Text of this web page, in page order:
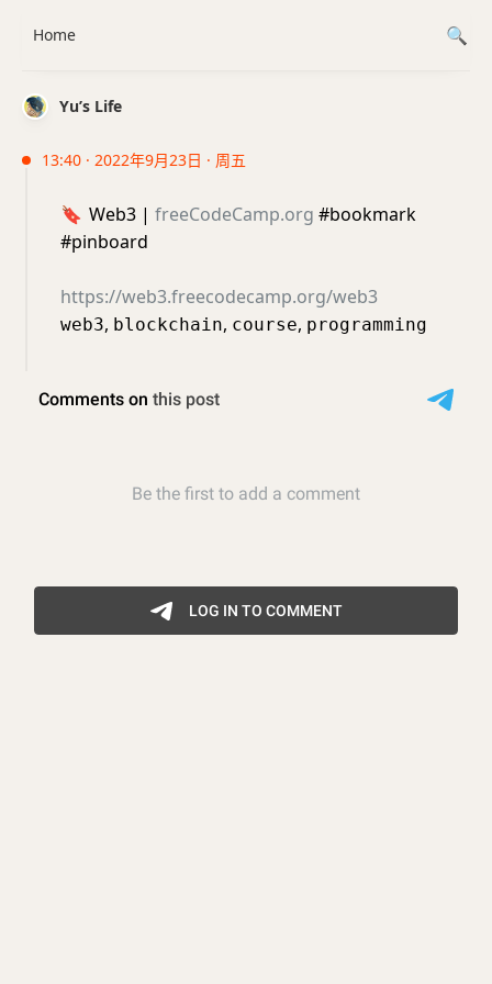
Yu’s Life
13:40 · 2022年9月23日 · 周五
🔖 Web3 | freeCodeCamp.org #bookmark
#pinboard
https://web3.freecodecamp.org/web3
web3, blockchain, course, programming
Home